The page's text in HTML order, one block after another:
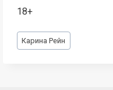
18+
Метки
записи:
Карина Рейн